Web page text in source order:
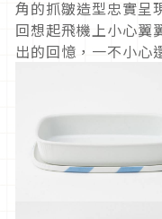
角的抓皺造型忠實呈
回想起飛機上小心翼
出的回憶，一不小心